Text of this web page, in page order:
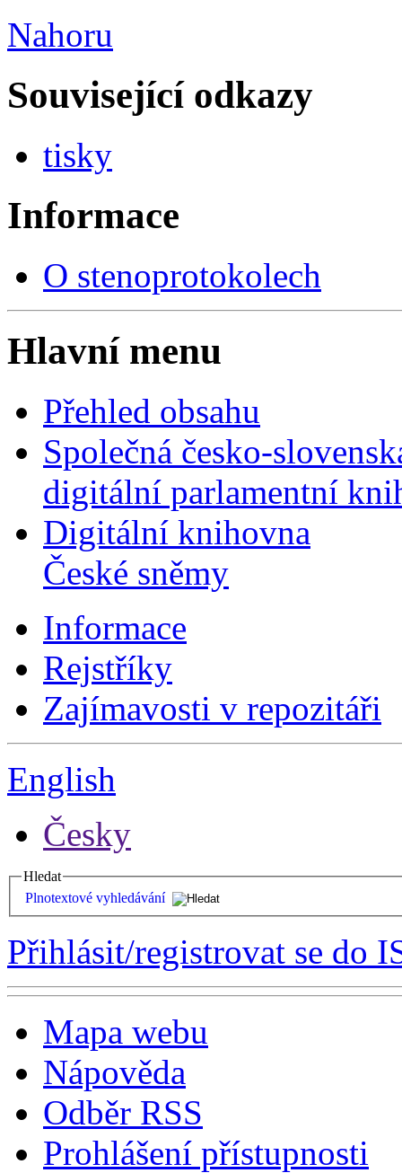
Nahoru
Související odkazy
tisky
Informace
O stenoprotokolech
Hlavní menu
Přehled obsahu
Společná česko-
digitální parlamentní
Digitální knihovna
České sněmy
Informace
Rejstříky
Zajímavosti v repozitáři
English
Česky
Hledat
Plnotextové vyhledávání
Přihlásit/registrovat se do
Mapa webu
Nápověda
Odběr RSS
Prohlášení přístupnosti